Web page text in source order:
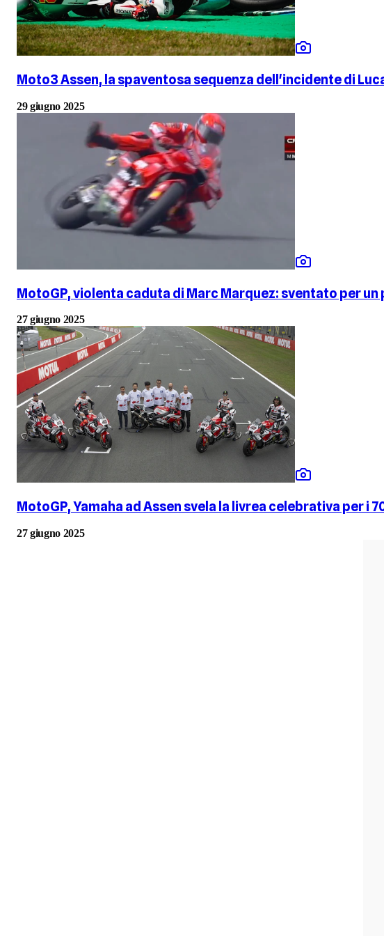
Moto3 Assen, la spaventosa sequenza dell'incidente di
29 giugno 2025
MotoGP, violenta caduta di Marc Marquez: sventato per un
27 giugno 2025
MotoGP, Yamaha ad Assen svela la livrea celebrativa per i
27 giugno 2025